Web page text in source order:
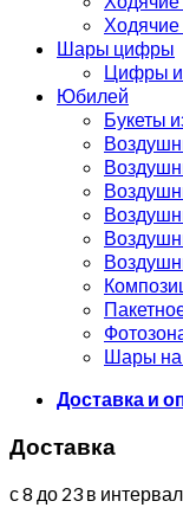
Шары цифры
Цифры
Юбилей
Букеты
Шары на
Доставка и
Доставка
с 8 до 23 в